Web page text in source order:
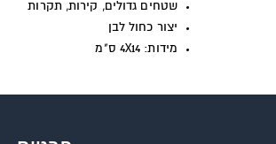
שטחים גדולים, קירות, תקרות
יצור כחול לבן
מידות: 4X14 ס"מ